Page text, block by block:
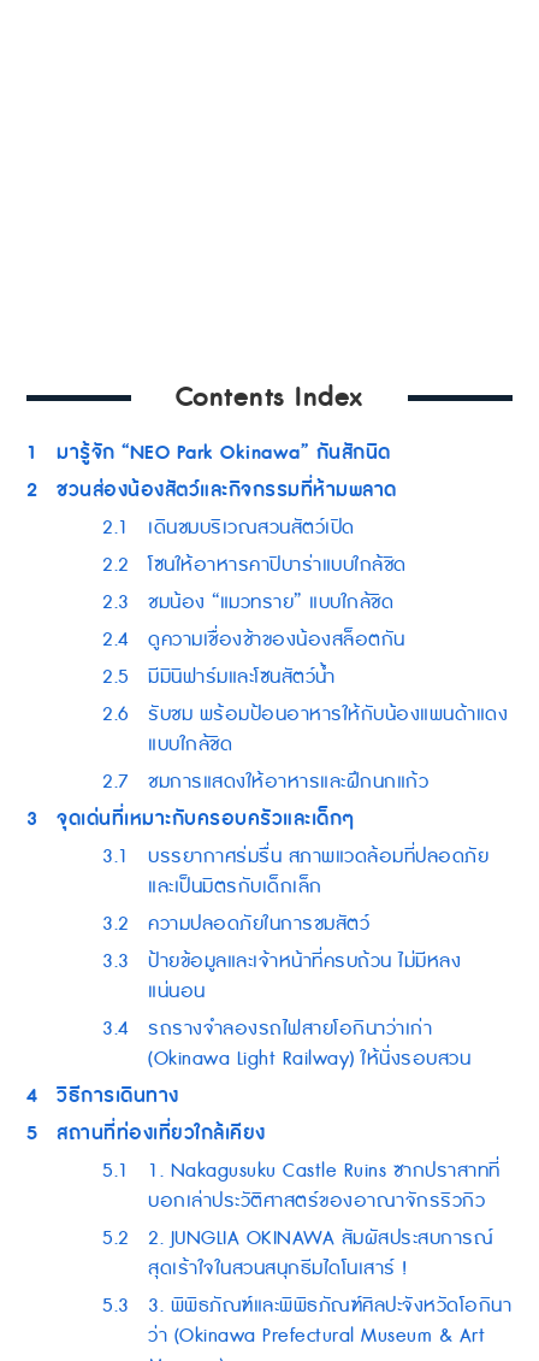
Contents Index
1
มารู้จัก “NEO Park Okinawa” กันสักนิด
2 ชวนส่องน้องสัตว์และกิจกรรมที่ห้ามพลาด
2.1
เดินชมบริเวณสวนสัตว์เปิด
2.2
โซนให้อาหารคาปิบาร่าแบบใกล้ชิด
2.3
ชมน้อง “แมวทราย” แบบใกล้ชิด
2.4
ดูความเชื่องช้าของน้องสล็อตกัน
2.5
มีมินิฟาร์มและโซนสัตว์น้ำ
2.6
รับชม พร้อมป้อนอาหารให้กับน้องแพนด้าแดง
แบบใกล้ชิด
2.7
ชมการแสดงให้อาหารและฝึกนกแก้ว
3 จุดเด่นที่เหมาะกับครอบครัวและเด็กๆ
3.1
บรรยากาศร่มรื่น สภาพแวดล้อมที่ปลอดภัย
และเป็นมิตรกับเด็กเล็ก
3.2
ความปลอดภัยในการชมสัตว์
3.3
ป้ายข้อมูลและเจ้าหน้าที่ครบถ้วน ไม่มีหลง
แน่นอน
3.4
รถรางจำลองรถไฟสายโอกินาว่าเก่า
(Okinawa Light Railway) ให้นั่งรอบสวน
4 วิธีการเดินทาง
5 สถานที่ท่องเที่ยวใกล้เคียง
5.1
1. Nakagusuku Castle Ruins ซากปราสาทที่
บอกเล่าประวัติศาสตร์ของอาณาจักรริวกิว
5.2
2. JUNGLIA OKINAWA สัมผัสประสบการณ์
สุดเร้าใจในสวนสนุกธีมไดโนเสาร์ !
5.3
3. พิพิธภัณฑ์และพิพิธภัณฑ์ศิลปะจังหวัดโอกินา
ว่า (Okinawa Prefectural Museum & Art